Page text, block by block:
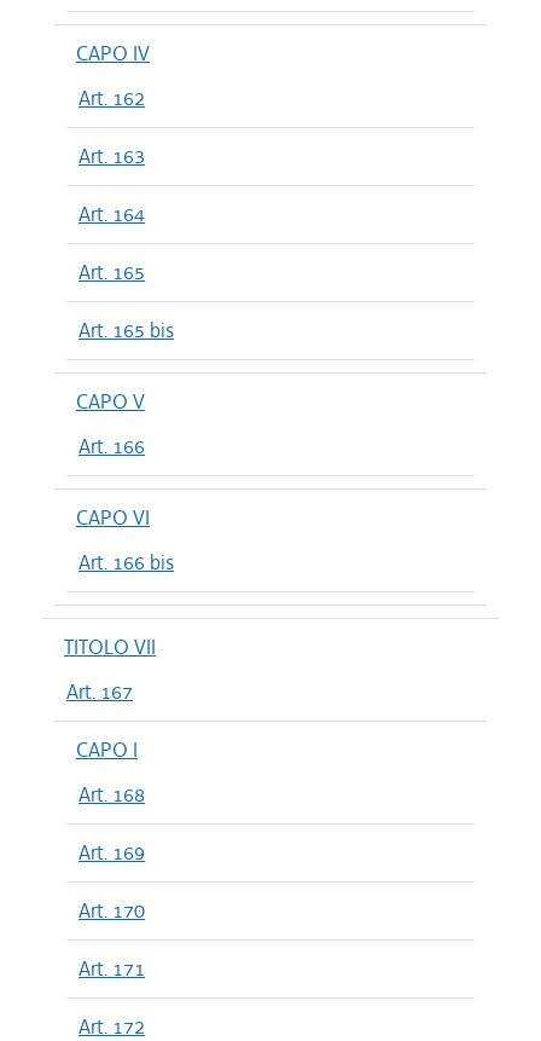
CAPO IV
Art. 162
Art. 163
Art. 164
Art. 165
Art. 165 bis
CAPO V
Art. 166
CAPO VI
Art. 166 bis
TITOLO VII
Art. 167
CAPO I
Art. 168
Art. 169
Art. 170
Art. 171
Art. 172